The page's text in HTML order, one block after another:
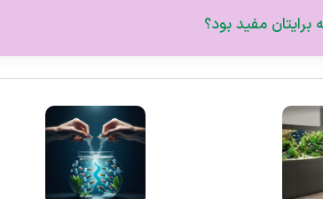
برایتان مفید بود؟